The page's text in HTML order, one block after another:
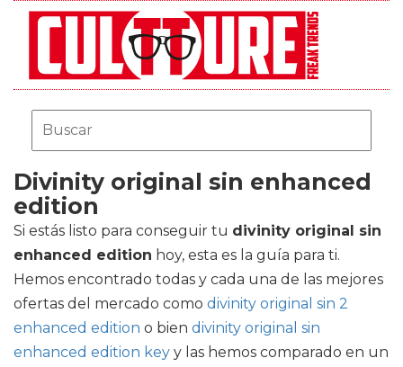
Divinity original sin enhanced
edition
Si estás listo para conseguir tu divinity original sin
enhanced edition hoy, esta es la guía para ti.
Hemos encontrado todas y cada una de las mejores
ofertas del mercado como divinity original sin 2
enhanced edition o bien divinity original sin
enhanced edition key y las hemos comparado en un